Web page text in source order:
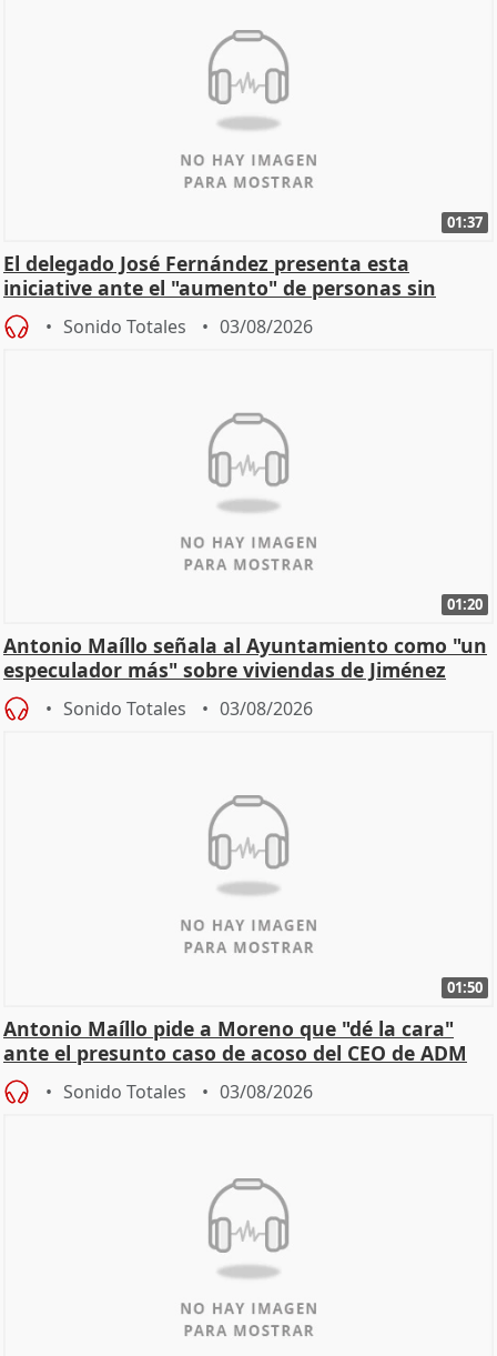
01:37
El delegado José Fernández presenta esta
iniciative ante el "aumento" de personas sin
hogar en Madri
Sonido Totales 03/08/2026
01:20
Antonio Maíllo señala al Ayuntamiento como "un
especulador más" sobre viviendas de Jiménez
Becerril
Sonido Totales 03/08/2026
01:50
Antonio Maíllo pide a Moreno que "dé la cara"
ante el presunto caso de acoso del CEO de ADM
Sonido Totales 03/08/2026